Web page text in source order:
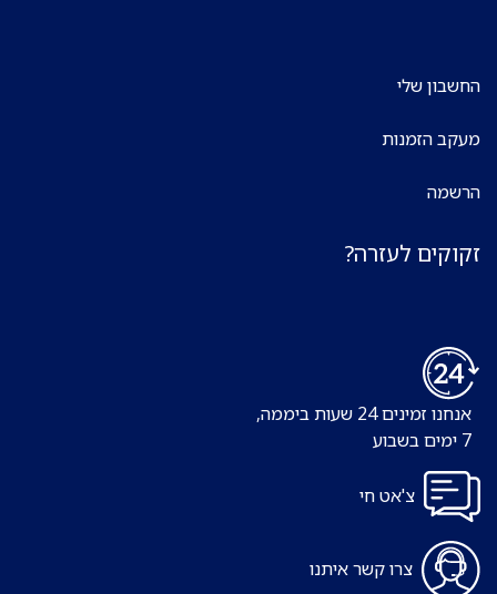
החשבון שלי
מעקב הזמנות
הרשמה
זקוקים לעזרה?
אנחנו זמינים 24 שעות ביממה,
צ'אט חי
צרו קשר איתנו